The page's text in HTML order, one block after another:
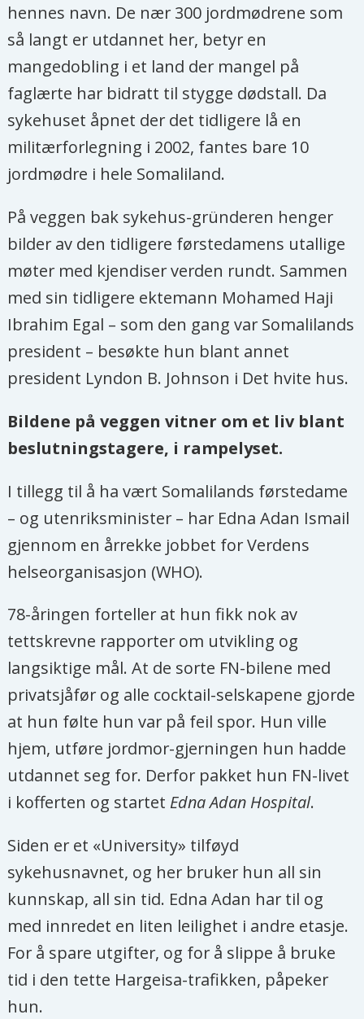
hennes navn. De nær 300 jordmødrene som
så langt er utdannet her, betyr en
mangedobling i et land der mangel på
faglærte har bidratt til stygge dødstall. Da
sykehuset åpnet der det tidligere lå en
militærforlegning i 2002, fantes bare 10
jordmødre i hele Somaliland.
På veggen bak sykehus-gründeren henger
bilder av den tidligere førstedamens utallige
møter med kjendiser verden rundt. Sammen
med sin tidligere ektemann Mohamed Haji
Ibrahim Egal – som den gang var Somalilands
president – besøkte hun blant annet
president Lyndon B. Johnson i Det hvite hus.
Bildene på veggen vitner om et liv blant
beslutningstagere, i rampelyset.
I tillegg til å ha vært Somalilands førstedame
– og utenriksminister – har Edna Adan Ismail
gjennom en årrekke jobbet for Verdens
helseorganisasjon (WHO).
78-åringen forteller at hun fikk nok av
tettskrevne rapporter om utvikling og
langsiktige mål. At de sorte FN-bilene med
privatsjåfør og alle cocktail-selskapene gjorde
at hun følte hun var på feil spor. Hun ville
hjem, utføre jordmor-gjerningen hun hadde
utdannet seg for. Derfor pakket hun FN-livet
i kofferten og startet Edna Adan Hospital.
Siden er et «University» tilføyd
sykehusnavnet, og her bruker hun all sin
kunnskap, all sin tid. Edna Adan har til og
med innredet en liten leilighet i andre etasje.
For å spare utgifter, og for å slippe å bruke
tid i den tette Hargeisa-trafikken, påpeker
hun.